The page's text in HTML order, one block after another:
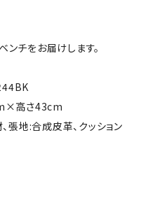
ンチをお届けします。
高さ43cm
張地:合成皮革、クッション